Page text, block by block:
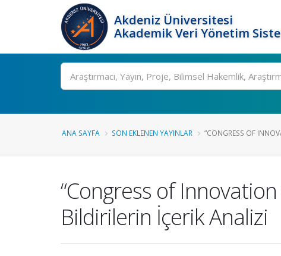
Akdeniz Üniversitesi
Akademik Veri Yönetim
Ara
ANA SAYFA SON EKLENEN YAYINLAR “CONGRESS OF
“Congress of
Bildirilerin İçerik Analizi